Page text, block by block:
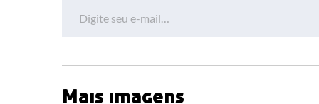
Mais imagens